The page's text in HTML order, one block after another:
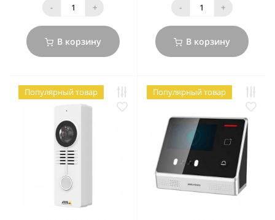
- +
В корзину
- +
В корзину
Популярный товар Популярный товар